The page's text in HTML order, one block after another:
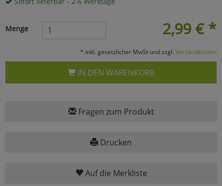
2,99 € *
Menge
* inkl. gesetzlicher MwSt und zzgl. Versandkosten
IN DEN WARENKORB
Fragen zum Produkt
Drucken
Auf die Merkliste
Cookies
Alle Akzeptieren
Einstellungen speichern